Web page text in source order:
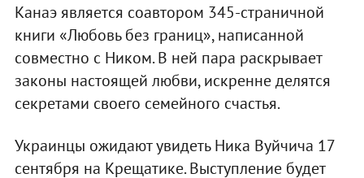
Канаэ является соавтором 345-страничной
книги «Любовь без границ», написанной
совместно с Ником. В ней пара раскрывает
законы настоящей любви, искренне делятся
секретами своего семейного счастья.
Украинцы ожидают увидеть Ника Вуйчича 17
сентября на Крещатике. Выступление будет